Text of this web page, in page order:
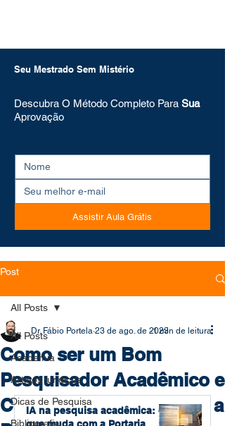
Seu Mestrado Sem Mistério
Descubra O Método Completo Para Sua
Aprovação
Assistir Aula Grátis
Post
All Posts
Academia
Artigos jurídicos
Dicas de Pesquisa
Bibliografia
All Posts
Como ser um Bom
Pesquisador Acadêmico e
Científico: De Estudante a
Dr. Fábio Portela 23 de ago. de 20231 min de leitura
IA na pesquisa acadêmica: o